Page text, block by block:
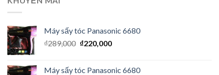
Máy sấy tóc Panasonic 6680
₫289,000 ₫220,000
Máy sấy tóc Panasonic 6680